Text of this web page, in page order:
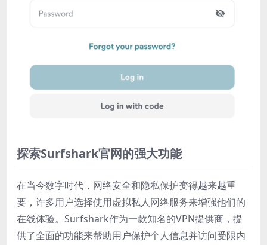
探索Surfshark官网的强大功能
在当今数字时代，网络安全和隐私保护变得越来越重
要，许多用户选择使用虚拟私人网络服务来增强他们的
在线体验。Surfshark作为一款知名的VPN提供商，提
供了全面的功能来帮助用户保护个人信息并访问受限内